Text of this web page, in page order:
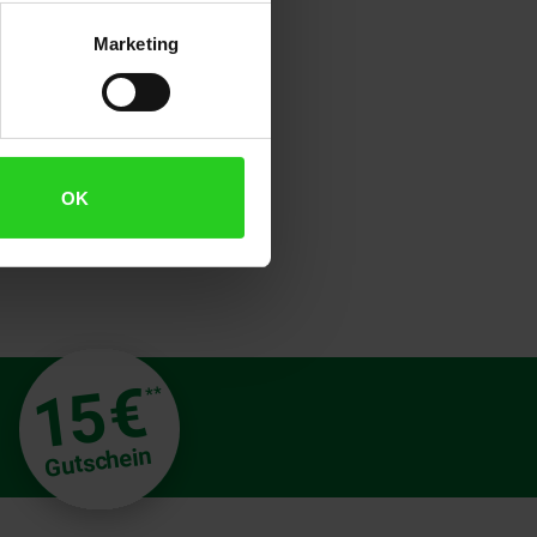
Marketing
OK
15€**
Gutschein